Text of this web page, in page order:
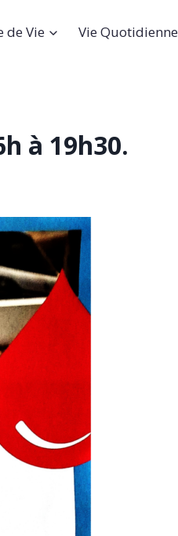
de Vie Vie Quotidienne
à 19h30.